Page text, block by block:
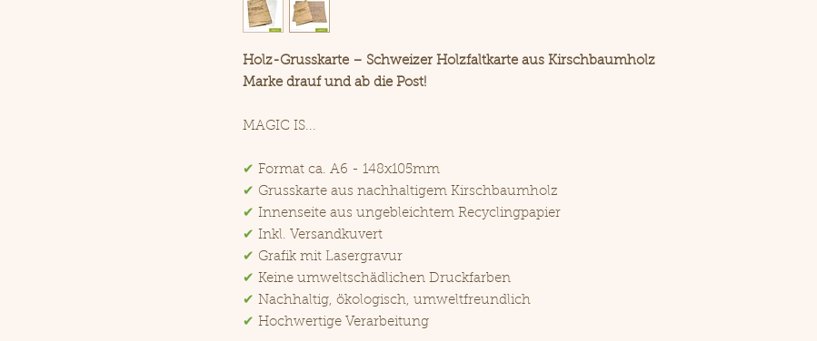
Holz-Grusskarte – Schweizer Holzfaltkarte aus Kirschbaumholz
Marke drauf und ab die Post!
MAGIC IS...
✔ Format ca. A6 - 148x105mm
✔ Grusskarte aus nachhaltigem Kirschbaumholz
✔ Innenseite aus ungebleichtem Recyclingpapier
✔ Inkl. Versandkuvert
✔ Grafik mit Lasergravur
✔ Keine umweltschädlichen Druckfarben
✔ Nachhaltig, ökologisch, umweltfreundlich
✔ Hochwertige Verarbeitung